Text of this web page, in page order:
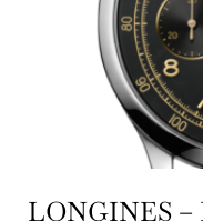
LONGINES